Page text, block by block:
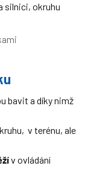
silnici, okruhu
bavit a díky nimž
v terénu, ale
v ovládání